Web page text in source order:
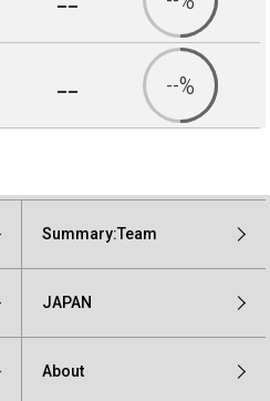
-- --%
Summary:Team
JAPAN
About